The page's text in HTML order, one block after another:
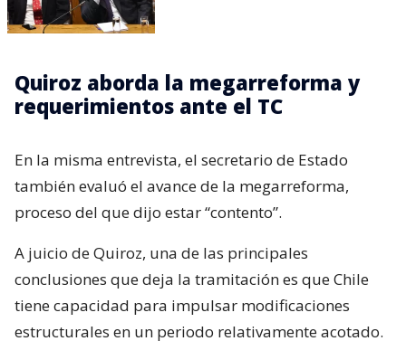
Quiroz aborda la megarreforma y
requerimientos ante el TC
En la misma entrevista, el secretario de Estado
también evaluó el avance de la megarreforma,
proceso del que dijo estar “contento”.
A juicio de Quiroz, una de las principales
conclusiones que deja la tramitación es que Chile
tiene capacidad para impulsar modificaciones
estructurales en un periodo relativamente acotado.